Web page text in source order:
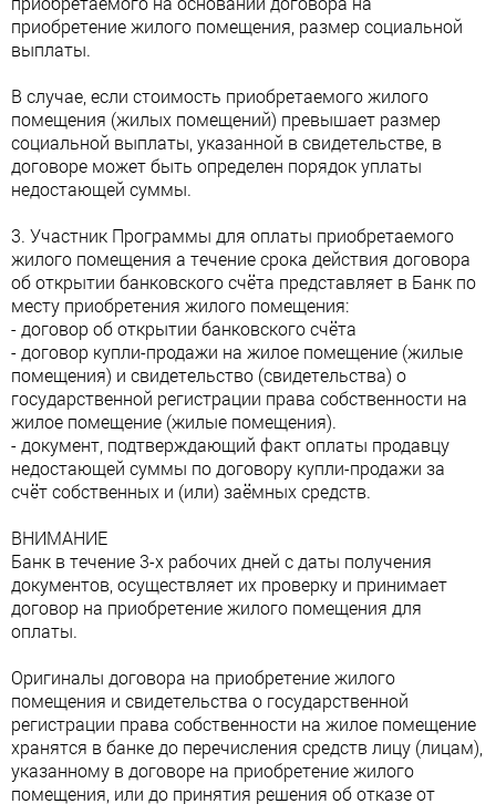
приобретение жилого помещения, размер социальной
выплаты.
В случае, если стоимость приобретаемого жилого
помещения (жилых помещений) превышает размер
социальной выплаты, указанной в свидетельстве, в
договоре может быть определен порядок уплаты
недостающей суммы.
3. Участник Программы для оплаты приобретаемого
жилого помещения а течение срока действия договора
об открытии банковского счёта представляет в Банк по
месту приобретения жилого помещения:
- договор об открытии банковского счёта
- договор купли-продажи на жилое помещение (жилые
помещения) и свидетельство (свидетельства) о
государственной регистрации права собственности на
жилое помещение (жилые помещения).
- документ, подтверждающий факт оплаты продавцу
недостающей суммы по договору купли-продажи за
счёт собственных и (или) заёмных средств.
ВНИМАНИЕ
Банк в течение 3-х рабочих дней с даты получения
документов, осуществляет их проверку и принимает
договор на приобретение жилого помещения для
оплаты.
Оригиналы договора на приобретение жилого
помещения и свидетельства о государственной
регистрации права собственности на жилое помещение
хранятся в банке до перечисления средств лицу (лицам),
указанному в договоре на приобретение жилого
помещения, или до принятия решения об отказе от